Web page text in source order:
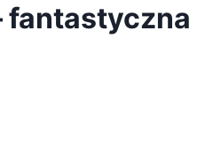
fantastyczna